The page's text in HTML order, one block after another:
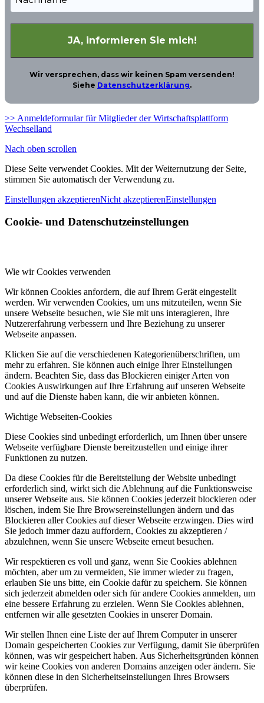
Wir versprechen, dass wir keinen Spam versenden!
Siehe Datenschutzerklärung.
>> Anmeldeformular für Mitglieder der Wirtschaftsplattform
Wechselland
Nach oben scrollen
Diese Seite verwendet Cookies. Mit der Weiternutzung der Seite,
stimmen Sie automatisch der Verwendung zu.
Einstellungen akzeptierenNicht akzeptierenEinstellungen
Cookie- und Datenschutzeinstellungen
Wie wir Cookies verwenden
Wir können Cookies anfordern, die auf Ihrem Gerät eingestellt
werden. Wir verwenden Cookies, um uns mitzuteilen, wenn Sie
unsere Webseite besuchen, wie Sie mit uns interagieren, Ihre
Nutzererfahrung verbessern und Ihre Beziehung zu unserer
Webseite anpassen.
Klicken Sie auf die verschiedenen Kategorienüberschriften, um
mehr zu erfahren. Sie können auch einige Ihrer Einstellungen
ändern. Beachten Sie, dass das Blockieren einiger Arten von
Cookies Auswirkungen auf Ihre Erfahrung auf unseren Webseite
und auf die Dienste haben kann, die wir anbieten können.
Wichtige Webseiten-Cookies
Diese Cookies sind unbedingt erforderlich, um Ihnen über unsere
Webseite verfügbare Dienste bereitzustellen und einige ihrer
Funktionen zu nutzen.
Da diese Cookies für die Bereitstellung der Website unbedingt
erforderlich sind, wirkt sich die Ablehnung auf die Funktionsweise
unserer Webseite aus. Sie können Cookies jederzeit blockieren oder
löschen, indem Sie Ihre Browsereinstellungen ändern und das
Blockieren aller Cookies auf dieser Webseite erzwingen. Dies wird
Sie jedoch immer dazu auffordern, Cookies zu akzeptieren /
abzulehnen, wenn Sie unsere Webseite erneut besuchen.
Wir respektieren es voll und ganz, wenn Sie Cookies ablehnen
möchten, aber um zu vermeiden, Sie immer wieder zu fragen,
erlauben Sie uns bitte, ein Cookie dafür zu speichern. Sie können
sich jederzeit abmelden oder sich für andere Cookies anmelden, um
eine bessere Erfahrung zu erzielen. Wenn Sie Cookies ablehnen,
entfernen wir alle gesetzten Cookies in unserer Domain.
Wir stellen Ihnen eine Liste der auf Ihrem Computer in unserer
Domain gespeicherten Cookies zur Verfügung, damit Sie überprüfen
können, was wir gespeichert haben. Aus Sicherheitsgründen können
wir keine Cookies von anderen Domains anzeigen oder ändern. Sie
können diese in den Sicherheitseinstellungen Ihres Browsers
überprüfen.